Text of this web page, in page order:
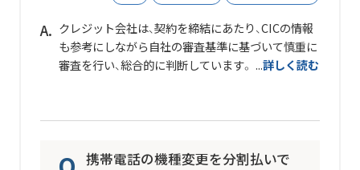
クレジット会社は、契約を締結にあたり、CICの情報
も参考にしながら自社の審査基準に基づいて慎重に
審査を行い、総合的に判断しています。 ...詳しく読む
携帯電話の機種変更を分割払いで